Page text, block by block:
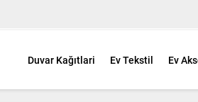
Duvar Kağıtlari Ev Tekstil Ev